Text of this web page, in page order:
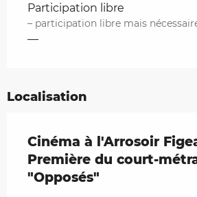
Tarifs 2026
Participation libre
– participation libre mais
—
Localisation
Cinéma à l'Arrosoir
Première du court-
"Opposés"